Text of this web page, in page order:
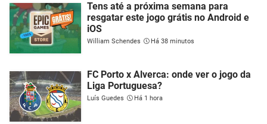
Tens até a próxima semana para
resgatar este jogo grátis no Android e
iOS
William Schendes Há 38 minutos
FC Porto x Alverca: onde ver o jogo da
Liga Portuguesa?
Luís Guedes Há 1 hora